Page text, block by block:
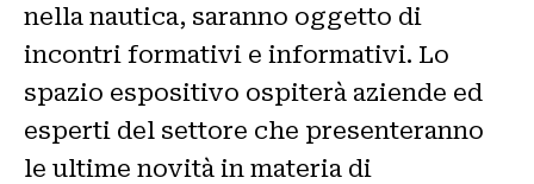
nella nautica, saranno oggetto di
incontri formativi e informativi. Lo
spazio espositivo ospiterà aziende ed
esperti del settore che presenteranno
le ultime novità in materia di